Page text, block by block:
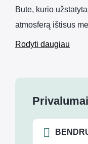
Bute, kurio
atmosferą ištisus
Rodyti daugiau
Privalumai